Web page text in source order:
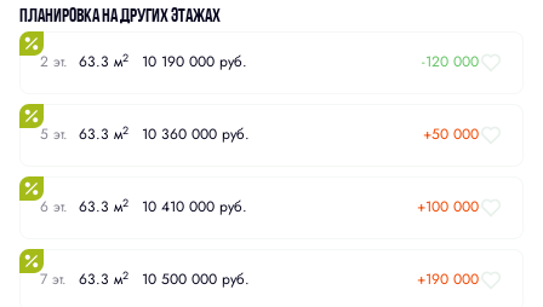
Планировка на других этажах
2 эт. 63.3 м2 10 190 000 руб. -120 000
5 эт. 63.3 м2 10 360 000 руб. +50 000
6 эт. 63.3 м2 10 410 000 руб. +100 000
7 эт. 63.3 м2 10 500 000 руб. +190 000